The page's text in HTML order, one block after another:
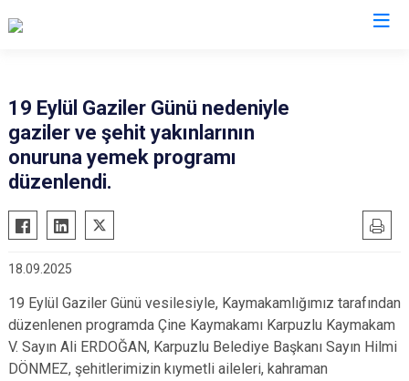
Bozdoğan
Buharkent
Didim
Karacasu
Karpuzlu
Koçarlı
Köşk
Yenipazar
Efeler
19 Eylül Gaziler Günü nedeniyle
gaziler ve şehit yakınlarının
onuruna yemek programı
düzenlendi.
18.09.2025
19 Eylül Gaziler Günü vesilesiyle, Kaymakamlığımız tarafından
düzenlenen programda Çine Kaymakamı Karpuzlu Kaymakam
V. Sayın Ali ERDOĞAN, Karpuzlu Belediye Başkanı Sayın Hilmi
DÖNMEZ, şehitlerimizin kıymetli aileleri, kahraman